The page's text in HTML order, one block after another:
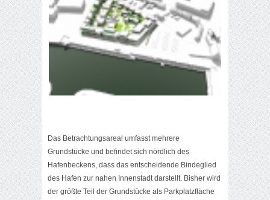
Das Betrachtungsareal umfasst mehrere
Grundstücke und befindet sich nördlich des
Hafenbeckens, dass das entscheidende Bindeglied
des Hafen zur nahen Innenstadt darstellt. Bisher wird
der größte Teil der Grundstücke als Parkplatzfläche